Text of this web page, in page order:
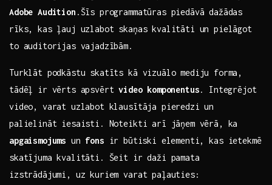
Adobe Audition .Šīs programmatūras piedāvā dažādas‍
rīks, kas ļauj uzlabot skaņas kvalitāti un pielāgot
to auditorijas vajadzībām.
Turklāt podkāstu​ skatīts kā vizuālo mediju forma,
tādēļ ir vērts apsvērtvideo ⁤komponentus. Integrējot
video, varat uzlabot klausītāja pieredzi un
palielināt iesaisti. Noteikti arī ​jāņem vērā,​ ka
apgaismojums ​un fons ⁢ir būtiski elementi, kas ietekmē
skatījuma kvalitāti. Šeit ir daži pamata
izstrādājumi, uz kuriem varat paļauties: